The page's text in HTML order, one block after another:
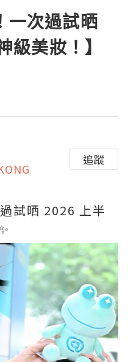
一次過試晒
級美妝！】
追蹤
試晒 2026 上半